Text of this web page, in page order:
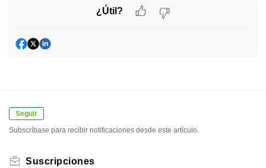
¿Útil?
Seguir
Subscríbase para recibir notificaciones desde este artículo.
Suscripciones